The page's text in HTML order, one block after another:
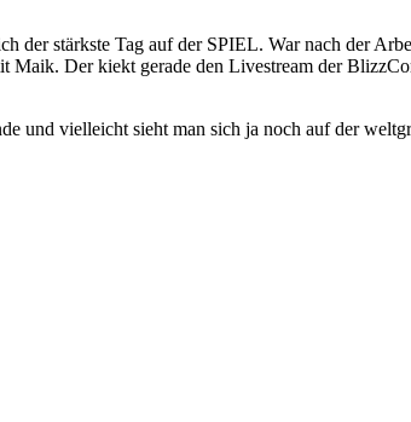
der stärkste Tag auf der SPIEL. War nach der
Der kiekt gerade den Livestream der
und vielleicht sieht man sich ja noch auf der